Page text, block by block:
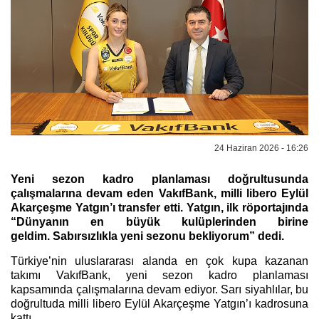
24 Haziran 2026 - 16:26
Yeni sezon kadro planlaması doğrultusunda
çalışmalarına devam eden VakıfBank, milli libero Eylül
Akarçeşme Yatgın’ı transfer etti. Yatgın, ilk röportajında
“Dünyanın en büyük kulüplerinden birine
geldim. Sabırsızlıkla yeni sezonu bekliyorum” dedi.
Türkiye’nin uluslararası alanda en çok kupa kazanan
takımı VakıfBank, yeni sezon kadro planlaması
kapsamında çalışmalarına devam ediyor. Sarı siyahlılar, bu
doğrultuda milli libero Eylül Akarçeşme Yatgın’ı kadrosuna